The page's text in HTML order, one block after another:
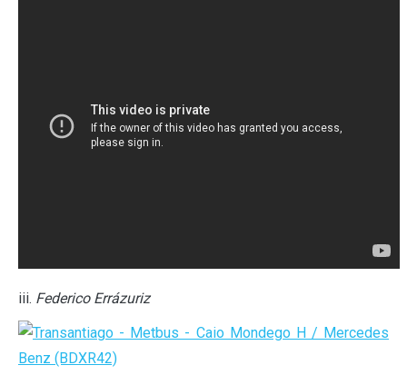
iii. Federico Errázuriz